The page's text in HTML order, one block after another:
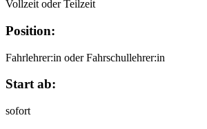
Vollzeit oder Teilzeit
Position:
Fahrlehrer:in oder Fahrschullehrer:in
Start ab:
sofort